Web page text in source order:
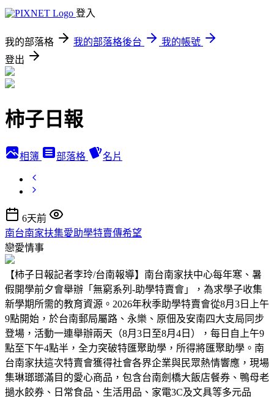
登入
我的部落格 我的部落格後台
我的帳號
登出
柿子日報
相簿 部落格 名片
6天前
南台南家扶集愛助學特賣傳希望
戀愛情事
【柿子日報記者李玲/台南報導】南台南家扶中心每年寒、暑
假開學前夕會舉辦「無窮系列-助學特賣會」，為求學子收集
新學期所需的教育資源。2026年秋季助學特賣會從8月3日上午
9點開始，於台南郵局屬路、永樂、原佃及安南四大支局同步
登場，活動一連舉辦兩天（8月3日至8月4日），每日自上午9
點至下午4點半，全力突破特匯聚助學，所得將匯聚助學。南
台南家扶這次特賣會獲得社會各界企業與民眾熱情響應，現場
集琳瑯瑯滿目的愛心商品，包含台南劍橋大飯店餐券、鴨母老
撾水餃券、日常食品、生活用品、家電3C及文具等多元品